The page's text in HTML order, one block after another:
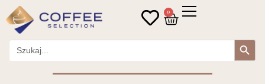
0
Search
for:
Search Button